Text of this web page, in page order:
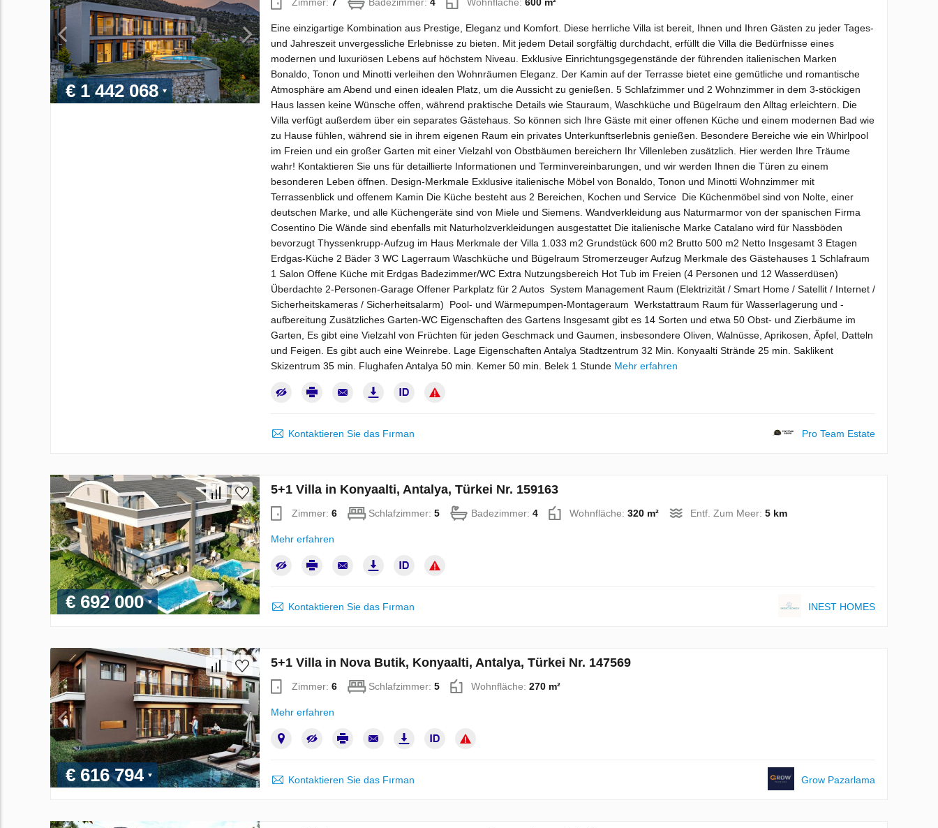
€ 1 442 068
Eine einzigartige Kombination aus Prestige, Eleganz und Komfort. Diese herrliche Villa ist bereit, Ihnen und Ihren Gästen zu jeder Tages-
und Jahreszeit unvergessliche Erlebnisse zu bieten. Mit jedem Detail sorgfältig durchdacht, erfüllt die Villa die Bedürfnisse eines
modernen und luxuriösen Lebens auf höchstem Niveau. Exklusive Einrichtungsgegenstände der führenden italienischen Marken
Bonaldo, Tonon und Minotti verleihen den Wohnräumen Eleganz. Der Kamin auf der Terrasse bietet eine gemütliche und romantische
Atmosphäre am Abend und einen idealen Platz, um die Aussicht zu genießen. 5 Schlafzimmer und 2 Wohnzimmer in dem 3-stöckigen
Haus lassen keine Wünsche offen, während praktische Details wie Stauraum, Waschküche und Bügelraum den Alltag erleichtern. Die
Villa verfügt außerdem über ein separates Gästehaus. So können sich Ihre Gäste mit einer offenen Küche und einem modernen Bad wie
zu Hause fühlen, während sie in ihrem eigenen Raum ein privates Unterkunftserlebnis genießen. Besondere Bereiche wie ein Whirlpool
im Freien und ein großer Garten mit einer Vielzahl von Obstbäumen bereichern Ihr Villenleben zusätzlich. Hier werden Ihre Träume
wahr! Kontaktieren Sie uns für detaillierte Informationen und Terminvereinbarungen, und wir werden Ihnen die Türen zu einem
besonderen Leben öffnen. Design-Merkmale Exklusive italienische Möbel von Bonaldo, Tonon und Minotti Wohnzimmer mit
Terrassenblick und offenem Kamin Die Küche besteht aus 2 Bereichen, Kochen und Service Die Küchenmöbel sind von Nolte, einer
deutschen Marke, und alle Küchengeräte sind von Miele und Siemens. Wandverkleidung aus Naturmarmor von der spanischen Firma
Cosentino Die Wände sind ebenfalls mit Naturholzverkleidungen ausgestattet Die italienische Marke Catalano wird für Nassböden
bevorzugt Thyssenkrupp-Aufzug im Haus Merkmale der Villa 1.033 m2 Grundstück 600 m2 Brutto 500 m2 Netto Insgesamt 3 Etagen
Erdgas-Küche 2 Bäder 3 WC Lagerraum Waschküche und Bügelraum Stromerzeuger Aufzug Merkmale des Gästehauses 1 Schlafraum
1 Salon Offene Küche mit Erdgas Badezimmer/WC Extra Nutzungsbereich Hot Tub im Freien (4 Personen und 12 Wasserdüsen)
Überdachte 2-Personen-Garage Offener Parkplatz für 2 Autos System Management Raum (Elektrizität / Smart Home / Satellit / Internet /
Sicherheitskameras / Sicherheitsalarm) Pool- und Wärmepumpen-Montageraum Werkstattraum Raum für Wasserlagerung und -
aufbereitung Zusätzliches Garten-WC Eigenschaften des Gartens Insgesamt gibt es 14 Sorten und etwa 50 Obst- und Zierbäume im
Garten, Es gibt eine Vielzahl von Früchten für jeden Geschmack und Gaumen, insbesondere Oliven, Walnüsse, Aprikosen, Äpfel, Datteln
und Feigen. Es gibt auch eine Weinrebe. Lage Eigenschaften Antalya Stadtzentrum 32 Min. Konyaalti Strände 25 min. Saklikent
Skizentrum 35 min. Flughafen Antalya 50 min. Kemer 50 min. Belek 1 Stunde Mehr erfahren
Kontaktieren Sie das Fırman Pro Team Estate
€ 692 000
5+1 Villa in Konyaalti, Antalya, Türkei Nr. 159163
Zimmer: 6 Schlafzimmer: 5 Badezimmer: 4 Wohnfläche: 320 m² Entf. Zum Meer: 5 km
Mehr erfahren
Kontaktieren Sie das Fırman INEST HOMES
€ 616 794
5+1 Villa in Nova Butik, Konyaalti, Antalya, Türkei Nr. 147569
Zimmer: 6 Schlafzimmer: 5 Wohnfläche: 270 m²
Mehr erfahren
Kontaktieren Sie das Fırman Grow Pazarlama